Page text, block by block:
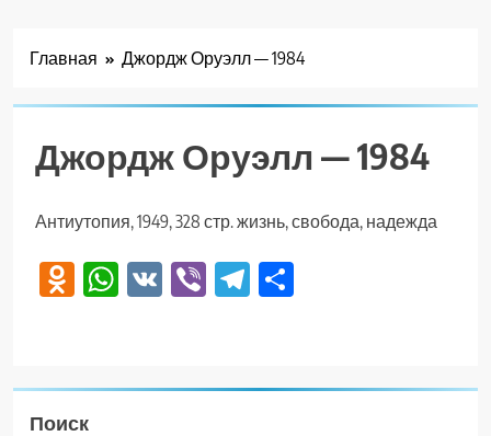
Главная Джордж Оруэлл — 1984
Джордж Оруэлл — 1984
Антиутопия, 1949, 328 стр. жизнь, свобода, надежда
Odnoklassniki
WhatsApp
VK ViberTelegram
Поиск